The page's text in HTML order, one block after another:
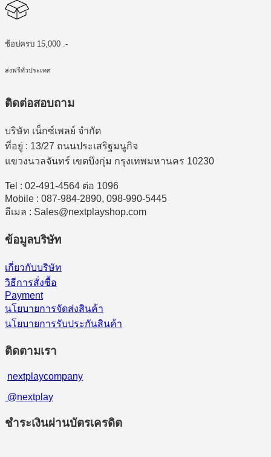
ช้อปครบ 15,000 .-
ส่งฟรีทั่วประเทศ
ติดต่อสอบถาม
บริษัท เน็กซ์เพลย์ จำกัด
ที่อยู่ : 13/27 ถนนประเสริฐมนูกิจ
แขวงนวลจันทร์ เขตบึงกุ่ม กรุงเทพมหานคร 10230
Tel : 02-491-4564 ต่อ 1096
Mobile : 087-984-2890, 098-990-5445
อีเมล : Sales@nextplayshop.com
ข้อมูลบริษัท
เกี่ยวกับบริษัท
วิธีการสั่งซื้อ
Payment
นโยบายการจัดส่งสินค้า
นโยบายการรับประกันสินค้า
ติดตามเรา
nextplaycompany
@nextplay
ชำระเงินผ่านบัตรเครดิต